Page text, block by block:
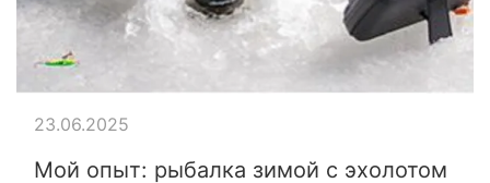
Мой опыт: рыбалка зимой с эхолотом
23.06.2025